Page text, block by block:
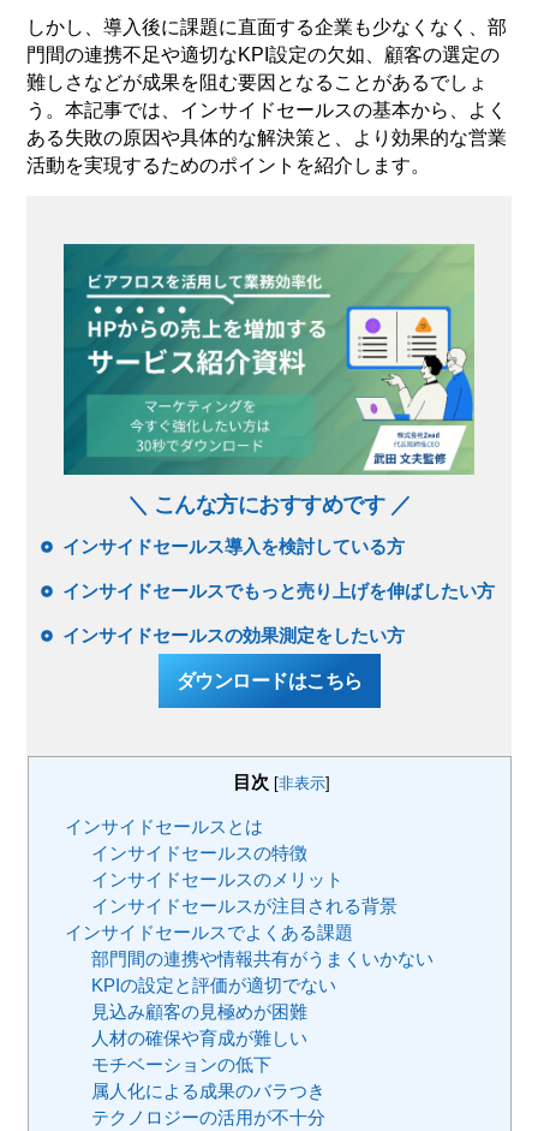
しかし、導入後に課題に直面する企業も少なくなく、部
門間の連携不足や適切なKPI設定の欠如、顧客の選定の
難しさなどが成果を阻む要因となることがあるでしょ
う。本記事では、インサイドセールスの基本から、よく
ある失敗の原因や具体的な解決策と、より効果的な営業
活動を実現するためのポイントを紹介します。
＼ こんな方におすすめです ／
インサイドセールス導入を検討している方
インサイドセールスでもっと売り上げを伸ばしたい方
インサイドセールスの効果測定をしたい方
ダウンロードはこちら
目次 [非表示]
インサイドセールスとは
インサイドセールスの特徴
インサイドセールスのメリット
インサイドセールスが注目される背景
インサイドセールスでよくある課題
部門間の連携や情報共有がうまくいかない
KPIの設定と評価が適切でない
見込み顧客の見極めが困難
人材の確保や育成が難しい
モチベーションの低下
属人化による成果のバラつき
テクノロジーの活用が不十分